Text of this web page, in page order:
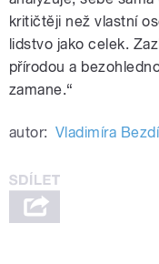
kritičtěji než vlastní
lidstvo jako celek.
přírodou a
zamane.“
autor: Vladimíra